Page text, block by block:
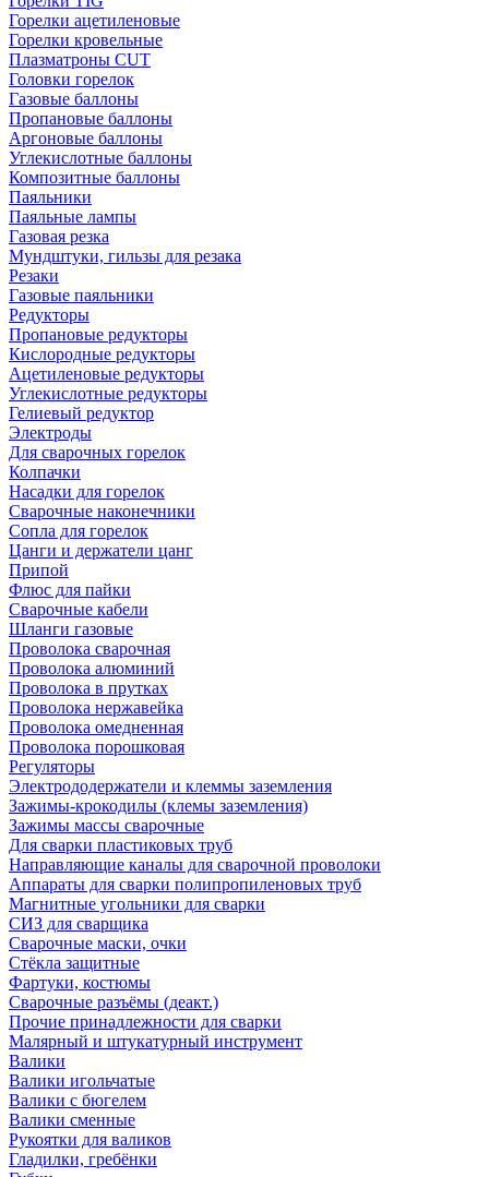
Горелки ацетиленовые
Горелки кровельные
Плазматроны CUT
Головки горелок
Газовые баллоны
Пропановые баллоны
Аргоновые баллоны
Углекислотные баллоны
Композитные баллоны
Паяльники
Паяльные лампы
Газовая резка
Мундштуки, гильзы для резака
Резаки
Газовые паяльники
Редукторы
Пропановые редукторы
Кислородные редукторы
Ацетиленовые редукторы
Углекислотные редукторы
Гелиевый редуктор
Электроды
Для сварочных горелок
Колпачки
Насадки для горелок
Сварочные наконечники
Сопла для горелок
Цанги и держатели цанг
Припой
Флюс для пайки
Сварочные кабели
Шланги газовые
Проволока сварочная
Проволока алюминий
Проволока в прутках
Проволока нержавейка
Проволока омедненная
Проволока порошковая
Регуляторы
Электрододержатели и клеммы заземления
Зажимы-крокодилы (клемы заземления)
Зажимы массы сварочные
Для сварки пластиковых труб
Направляющие каналы для сварочной проволоки
Аппараты для сварки полипропиленовых труб
Магнитные угольники для сварки
СИЗ для сварщика
Сварочные маски, очки
Стёкла защитные
Фартуки, костюмы
Сварочные разъёмы (деакт.)
Прочие принадлежности для сварки
Малярный и штукатурный инструмент
Валики
Валики игольчатые
Валики с бюгелем
Валики сменные
Рукоятки для валиков
Гладилки, гребёнки